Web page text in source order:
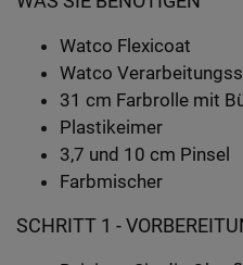
Watco Flexicoat
Watco
31 cm Farbrolle mit
Plastikeimer
3,7 und 10 cm Pinsel
Farbmischer
SCHRITT 1 -